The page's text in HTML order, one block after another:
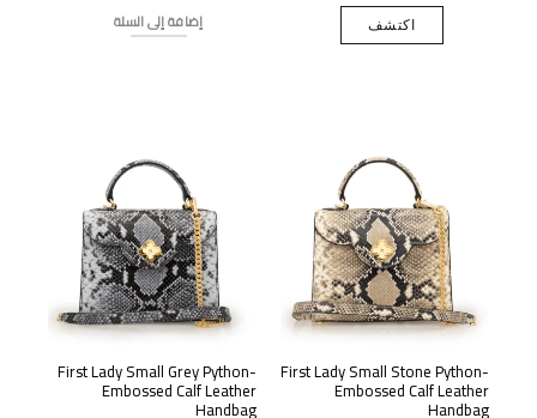
اكتشف إضافة إلى السلة
First Lady Small Stone Python-
Embossed Calf Leather
Handbag
First Lady Small Grey Python-
Embossed Calf Leather
Handbag